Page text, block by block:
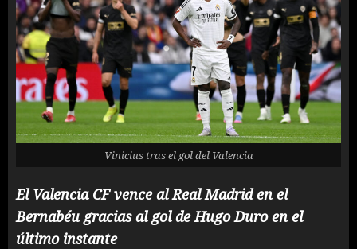
Vinicius tras el gol del Valencia
El Valencia CF vence al Real Madrid en el
Bernabéu gracias al gol de Hugo Duro en el
último instante